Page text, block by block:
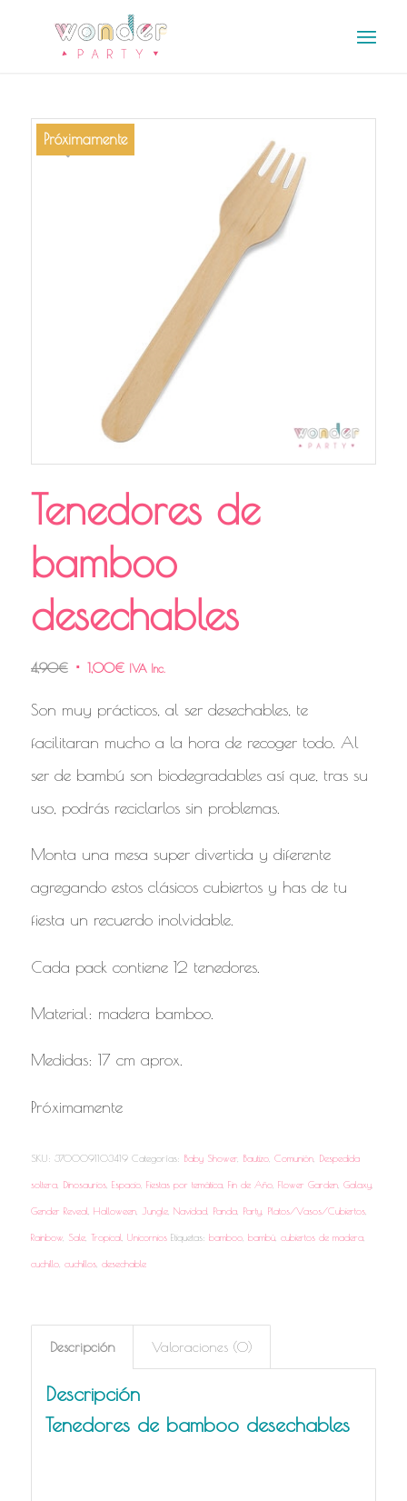
Próximamente
Tenedores de
bamboo
desechables
4,90€ 1,00€ IVA Inc.
Son muy prácticos, al ser desechables, te
facilitaran mucho a la hora de recoger todo. Al
ser de bambú son biodegradables así que, tras su
uso, podrás reciclarlos sin problemas.
Monta una mesa super divertida y diferente
agregando estos clásicos cubiertos y has de tu
fiesta un recuerdo inolvidable.
Cada pack contiene 12 tenedores.
Material: madera bamboo.
Medidas: 17 cm aprox.
Próximamente
SKU: 3700091103419 Categorías: Baby Shower, Bautizo, Comunión, Despedida
soltera, Dinosaurios, Espacio, Fiestas por temática, Fin de Año, Flower Garden, Galaxy,
Gender Reveal Halloween, Jungle, Navidad, Panda, Party, Platos/Vasos/Cubiertos,
Rainbow, Sale, Tropical Unicornios Etiquetas: bamboo, bambú, cubiertos de madera,
cuchillo, cuchillos, desechable
Descripción Valoraciones (0)
Descripción
Tenedores de bamboo desechables